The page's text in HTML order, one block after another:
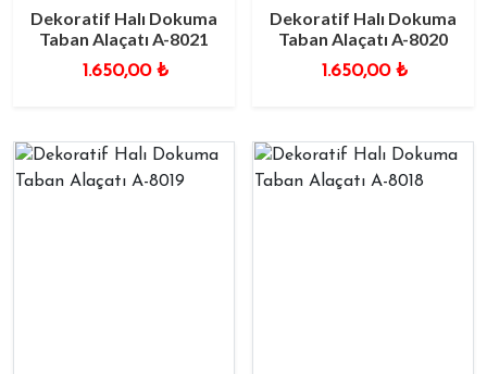
Dekoratif Halı Dokuma
Taban Alaçatı A-8021
1.650,00 ₺
Dekoratif Halı Dokuma
Taban Alaçatı A-8020
1.650,00 ₺